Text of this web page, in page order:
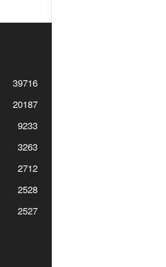
39716
20187
9233
3263
2712
2528
2527